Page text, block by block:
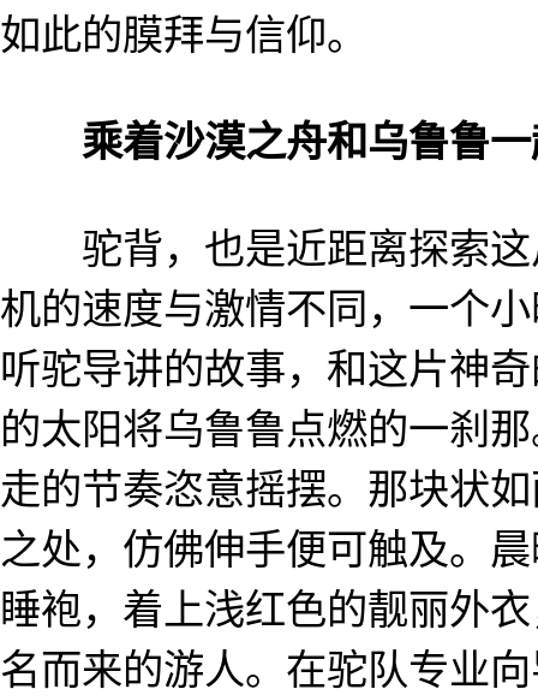
如此的膜拜与信仰。
乘着沙漠之舟和乌鲁鲁一
驼背，也是近距离探索这
机的速度与激情不同，一个
听驼导讲的故事，和这片神
的太阳将乌鲁鲁点燃的一刹
走的节奏恣意摇摆。那块状
之处，仿佛伸手便可触及。
睡袍，着上浅红色的靓丽外
名而来的游人。在驼队专业